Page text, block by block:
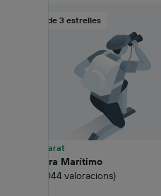
Hotel de 3 estrelles
39% més barat
Hotel Vibra Marítimo
7.4 Bo (4.044 valoracions)